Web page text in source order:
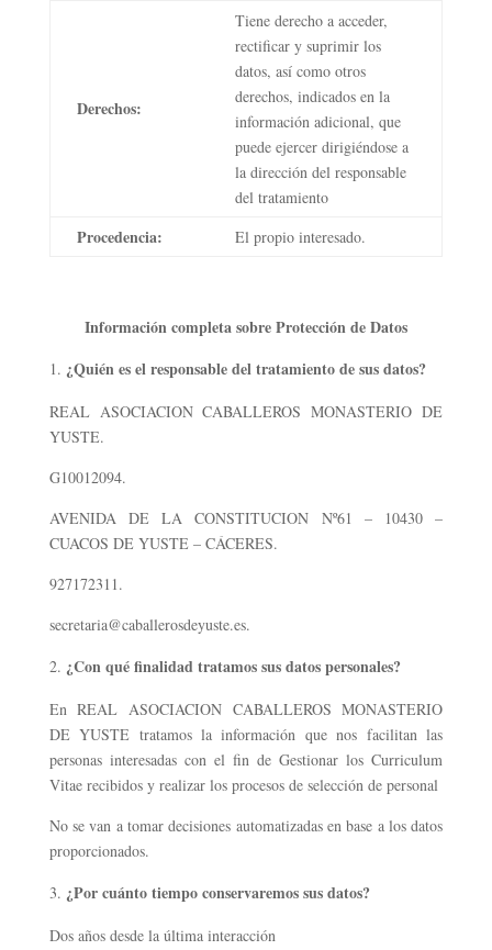
Derechos:
Tiene derecho a acceder,
rectificar y suprimir los
datos, así como otros
derechos, indicados en la
información adicional, que
puede ejercer dirigiéndose a
la dirección del responsable
del tratamiento
Procedencia: El propio interesado.
Información completa sobre Protección de Datos
¿Quién es el responsable del tratamiento de sus datos?
REAL ASOCIACION CABALLEROS MONASTERIO DE
YUSTE.
G10012094.
AVENIDA DE LA CONSTITUCION Nº61 – 10430 –
CUACOS DE YUSTE – CÁCERES.
927172311.
secretaria@caballerosdeyuste.es.
¿Con qué finalidad tratamos sus datos personales?
En REAL ASOCIACION CABALLEROS MONASTERIO
DE YUSTE tratamos la información que nos facilitan las
personas interesadas con el fin de Gestionar los Curriculum
Vitae recibidos y realizar los procesos de selección de personal
No se van a tomar decisiones automatizadas en base a los datos
proporcionados.
¿Por cuánto tiempo conservaremos sus datos?
Dos años desde la última interacción